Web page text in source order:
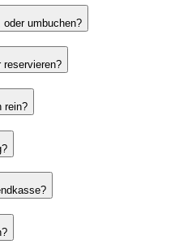
umbuchen?
reservieren?
rein?